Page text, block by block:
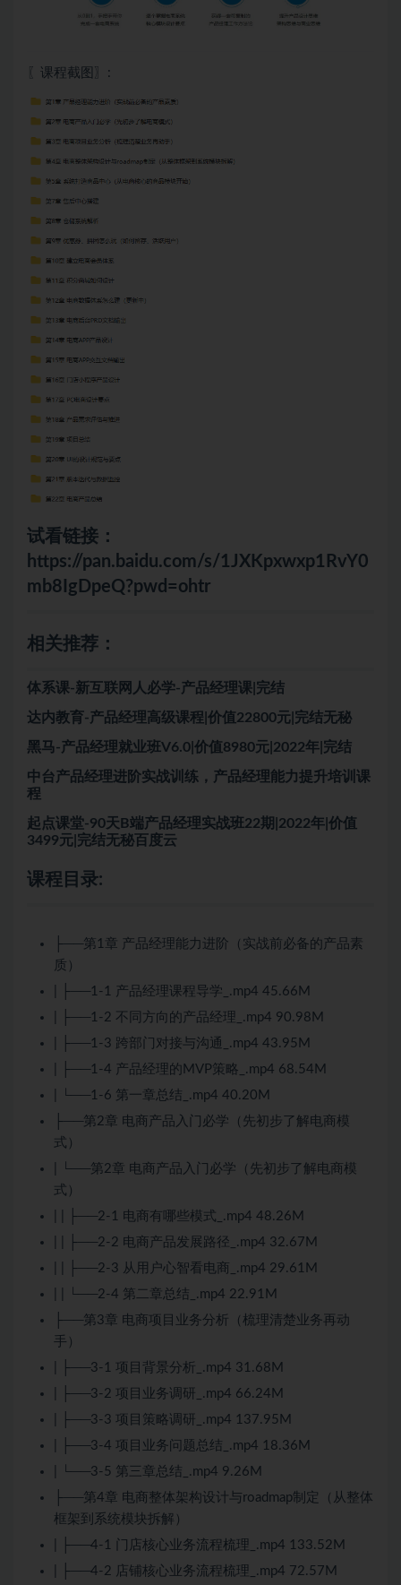
〖课程截图〗:
试看链接：
https://pan.baidu.com/s/1JXKpxwxp1RvY0
mb8IgDpeQ?pwd=ohtr
相关推荐：
体系课-新互联网人必学-产品经理课|完结
达内教育-产品经理高级课程|价值22800元|完结无秘
黑马-产品经理就业班V6.0|价值8980元|2022年|完结
中台产品经理进阶实战训练，产品经理能力提升培训课
程
起点课堂-90天B端产品经理实战班22期|2022年|价值
3499元|完结无秘百度云
课程目录:
├──第1章 产品经理能力进阶（实战前必备的产品素
质）
| ├──1-1 产品经理课程导学_.mp4 45.66M
| ├──1-2 不同方向的产品经理_.mp4 90.98M
| ├──1-3 跨部门对接与沟通_.mp4 43.95M
| ├──1-4 产品经理的MVP策略_.mp4 68.54M
| └──1-6 第一章总结_.mp4 40.20M
├──第2章 电商产品入门必学（先初步了解电商模
式）
| └──第2章 电商产品入门必学（先初步了解电商模
式）
| | ├──2-1 电商有哪些模式_.mp4 48.26M
| | ├──2-2 电商产品发展路径_.mp4 32.67M
| | ├──2-3 从用户心智看电商_.mp4 29.61M
| | └──2-4 第二章总结_.mp4 22.91M
├──第3章 电商项目业务分析（梳理清楚业务再动
手）
| ├──3-1 项目背景分析_.mp4 31.68M
| ├──3-2 项目业务调研_.mp4 66.24M
| ├──3-3 项目策略调研_.mp4 137.95M
| ├──3-4 项目业务问题总结_.mp4 18.36M
| └──3-5 第三章总结_.mp4 9.26M
├──第4章 电商整体架构设计与roadmap制定（从整体
框架到系统模块拆解）
| ├──4-1 门店核心业务流程梳理_.mp4 133.52M
| ├──4-2 店铺核心业务流程梳理_.mp4 72.57M